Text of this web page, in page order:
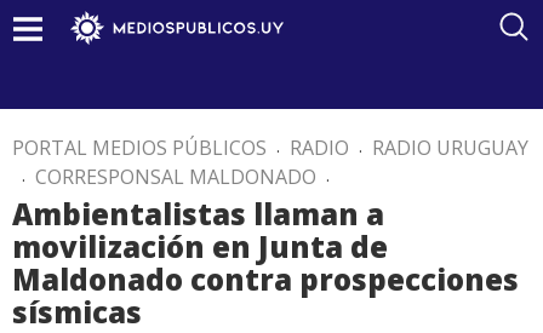
PORTAL MEDIOS PÚBLICOS . RADIO . RADIO URUGUAY
. CORRESPONSAL MALDONADO .
Ambientalistas llaman a
movilización en Junta de
Maldonado contra prospecciones
sísmicas